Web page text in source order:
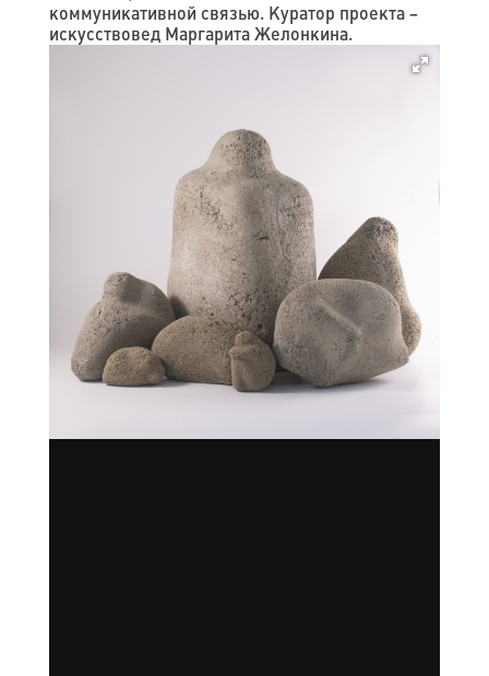
коммуникативной связью. Куратор проекта –
искусствовед Маргарита Желонкина.